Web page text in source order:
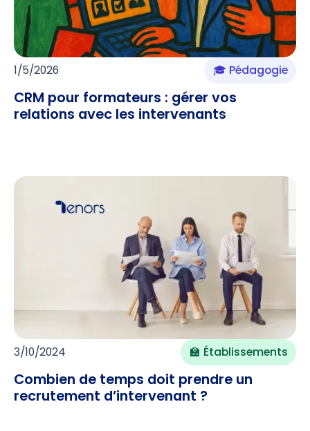
1/5/2026 🎓 Pédagogie
CRM pour formateurs : gérer vos
relations avec les intervenants
3/10/2024 🏫 Établissements
Combien de temps doit prendre un
recrutement d’intervenant ?